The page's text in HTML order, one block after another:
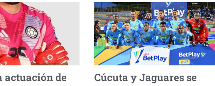
actuación de
Cúcuta y Jaguares se